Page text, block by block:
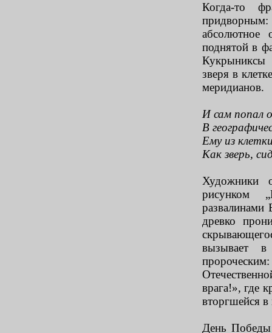
Когда-то
придворным:
поднятой в
Кукрыниксы
зверя в
меридианов.
И сам попал
В
Ему из
Как зверь,
Художники
рисунком
развалинами
древко
вызывает в
врага!», где
вторгшейся
День Победы